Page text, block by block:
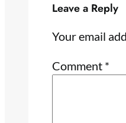
Leave a Reply
Your email
Comment *